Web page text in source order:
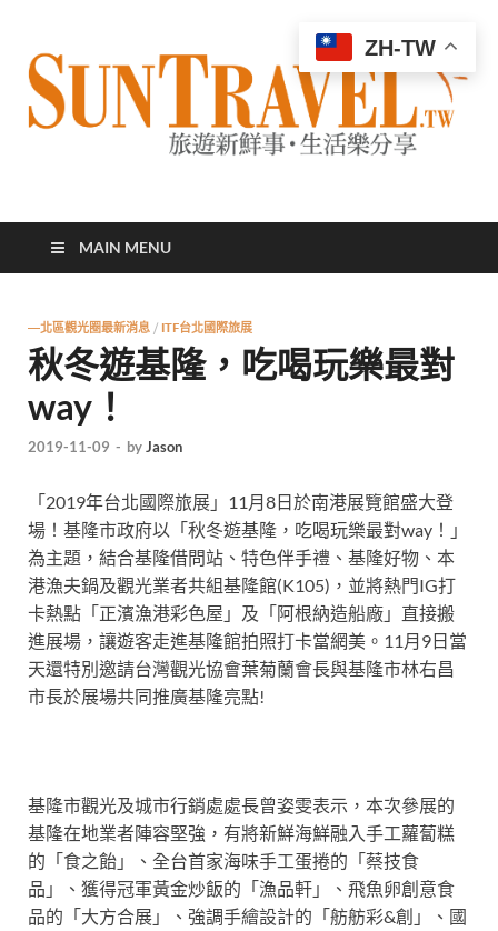
太陽網
MAIN MENU
—北區觀光圈最新消息 / ITF台北國際旅展
秋冬遊基隆，吃喝玩樂最對
way！
2019-11-09 - byJason
「2019年台北國際旅展」11月8日於南港展覽館盛大登
場！基隆市政府以「秋冬遊基隆，吃喝玩樂最對way！」
為主題，結合基隆借問站、特色伴手禮、基隆好物、本
港漁夫鍋及觀光業者共組基隆館(K105)，並將熱門IG打
卡熱點「正濱漁港彩色屋」及「阿根納造船廠」直接搬
進展場，讓遊客走進基隆館拍照打卡當網美。11月9日當
天還特別邀請台灣觀光協會葉菊蘭會長與基隆市林右昌
市長於展場共同推廣基隆亮點!
基隆市觀光及城市行銷處處長曾姿雯表示，本次參展的
基隆在地業者陣容堅強，有將新鮮海鮮融入手工蘿蔔糕
的「食之飴」、全台首家海味手工蛋捲的「蔡技食
品」、獲得冠軍黃金炒飯的「漁品軒」、飛魚卵創意食
品的「大方合展」、強調手繪設計的「舫舫彩&創」、國
ZH-TW